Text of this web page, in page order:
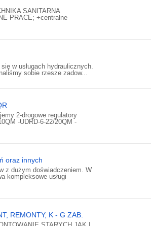
SANITARNA
PRACE; +centralne
w usługach hydraulicznych.
sobie rzesze zadow...
2-drogowe regulatory
-UDRD-6-22/20QM -
oraz innych
z dużym doświadczeniem. W
kompleksowe usługi
REMONTY, K - G ZAB.